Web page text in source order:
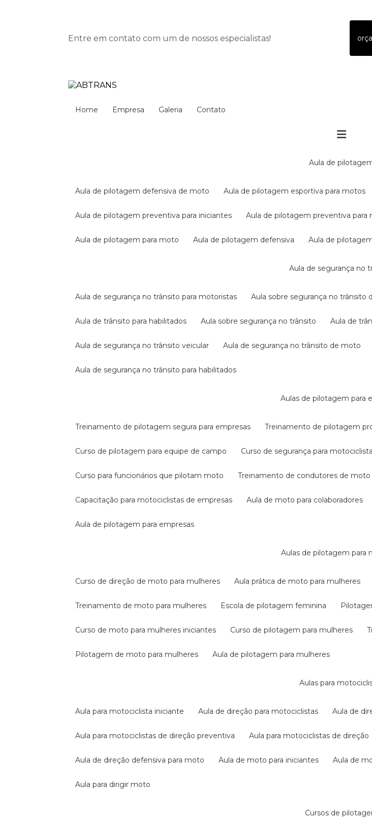
Entre em contato com um de nossos especialistas!
Home Empresa Galeria Contato
aula de
aula de pilotagem defensiva de moto aula de pilotagem esportiva para motos
aula de pilotagem preventiva para iniciantes aula de pilotagem preventiva para
aula de pilotagem para moto aula de pilotagem defensiva aula de
aula de segurança no
aula de segurança no trânsito para motoristas aula sobre segurança no trânsito
aula de trânsito para habilitados aula sobre segurança no trânsito aula de
aula de segurança no trânsito veicular aula de segurança no trânsito de moto
aula de segurança no trânsito para habilitados
aulas de pilotagem para
treinamento de pilotagem segura para empresas treinamento de pilotagem
curso de pilotagem para equipe de campo curso de segurança para
curso para funcionários que pilotam moto treinamento de condutores de moto
capacitação para motociclistas de empresas aula de moto para colaboradores
aula de pilotagem para empresas
aulas de pilotagem para
curso de direção de moto para mulheres aula prática de moto para mulheres
treinamento de moto para mulheres escola de pilotagem feminina
curso de moto para mulheres iniciantes curso de pilotagem para mulheres
pilotagem de moto para mulheres aula de pilotagem para mulheres
aulas para
aula para motociclista iniciante aula de direção para motociclistas aula de
aula para motociclistas de direção preventiva aula para motociclistas de direção
aula de direção defensiva para moto aula de moto para iniciantes aula de
aula para dirigir moto
cursos de